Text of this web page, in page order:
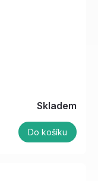
Skladem
Do košíku